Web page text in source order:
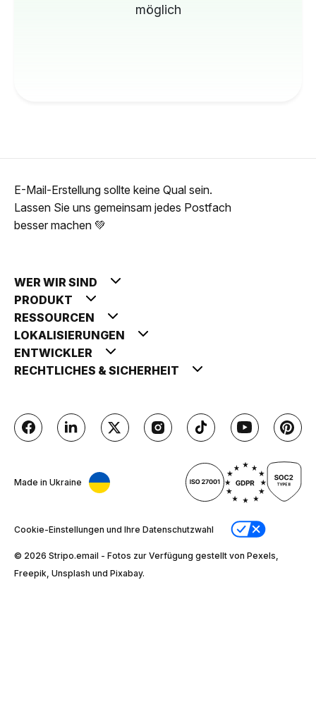
möglich
E-Mail-Erstellung sollte keine Qual sein.
Lassen Sie uns gemeinsam jedes Postfach
besser machen 💚
WER WIR SIND
PRODUKT
RESSOURCEN
LOKALISIERUNGEN
ENTWICKLER
RECHTLICHES & SICHERHEIT
Made in Ukraine
Cookie-Einstellungen und Ihre Datenschutzwahl
© 2026 Stripо.email - Fotos zur Verfügung gestellt von Pexels,
Freepik, Unsplash und Pixabay.